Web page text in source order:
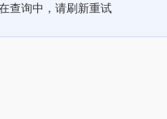
查询中，请刷新重试